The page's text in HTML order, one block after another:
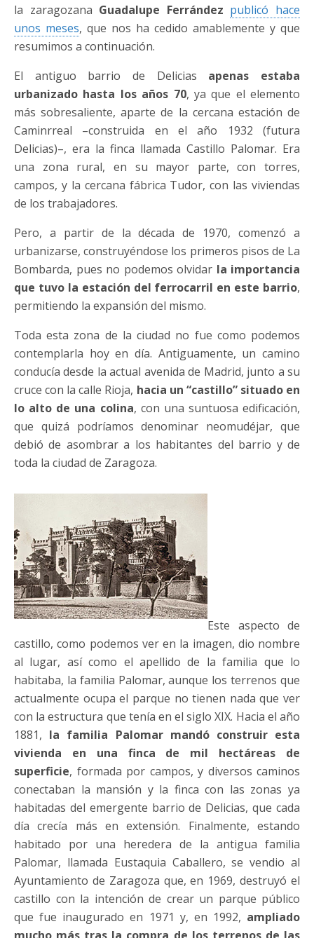
la zaragozana Guadalupe Ferrández publicó hace
unos meses, que nos ha cedido amablemente y que
resumimos a continuación.
El antiguo barrio de Delicias apenas estaba
urbanizado hasta los años 70, ya que el elemento
más sobresaliente, aparte de la cercana estación de
Caminrreal –construida en el año 1932 (futura
Delicias)–, era la finca llamada Castillo Palomar. Era
una zona rural, en su mayor parte, con torres,
campos, y la cercana fábrica Tudor, con las viviendas
de los trabajadores.
Pero, a partir de la década de 1970, comenzó a
urbanizarse, construyéndose los primeros pisos de La
Bombarda, pues no podemos olvidar la importancia
que tuvo la estación del ferrocarril en este barrio,
permitiendo la expansión del mismo.
Toda esta zona de la ciudad no fue como podemos
contemplarla hoy en día. Antiguamente, un camino
conducía desde la actual avenida de Madrid, junto a su
cruce con la calle Rioja, hacia un “castillo” situado en
lo alto de una colina, con una suntuosa edificación,
que quizá podríamos denominar neomudéjar, que
debió de asombrar a los habitantes del barrio y de
toda la ciudad de Zaragoza.
Este aspecto de
castillo, como podemos ver en la imagen, dio nombre
al lugar, así como el apellido de la familia que lo
habitaba, la familia Palomar, aunque los terrenos que
actualmente ocupa el parque no tienen nada que ver
con la estructura que tenía en el siglo XIX. Hacia el año
1881, la familia Palomar mandó construir esta
vivienda en una finca de mil hectáreas de
superficie, formada por campos, y diversos caminos
conectaban la mansión y la finca con las zonas ya
habitadas del emergente barrio de Delicias, que cada
día crecía más en extensión. Finalmente, estando
habitado por una heredera de la antigua familia
Palomar, llamada Eustaquia Caballero, se vendio al
Ayuntamiento de Zaragoza que, en 1969, destruyó el
castillo con la intención de crear un parque público
que fue inaugurado en 1971 y, en 1992, ampliado